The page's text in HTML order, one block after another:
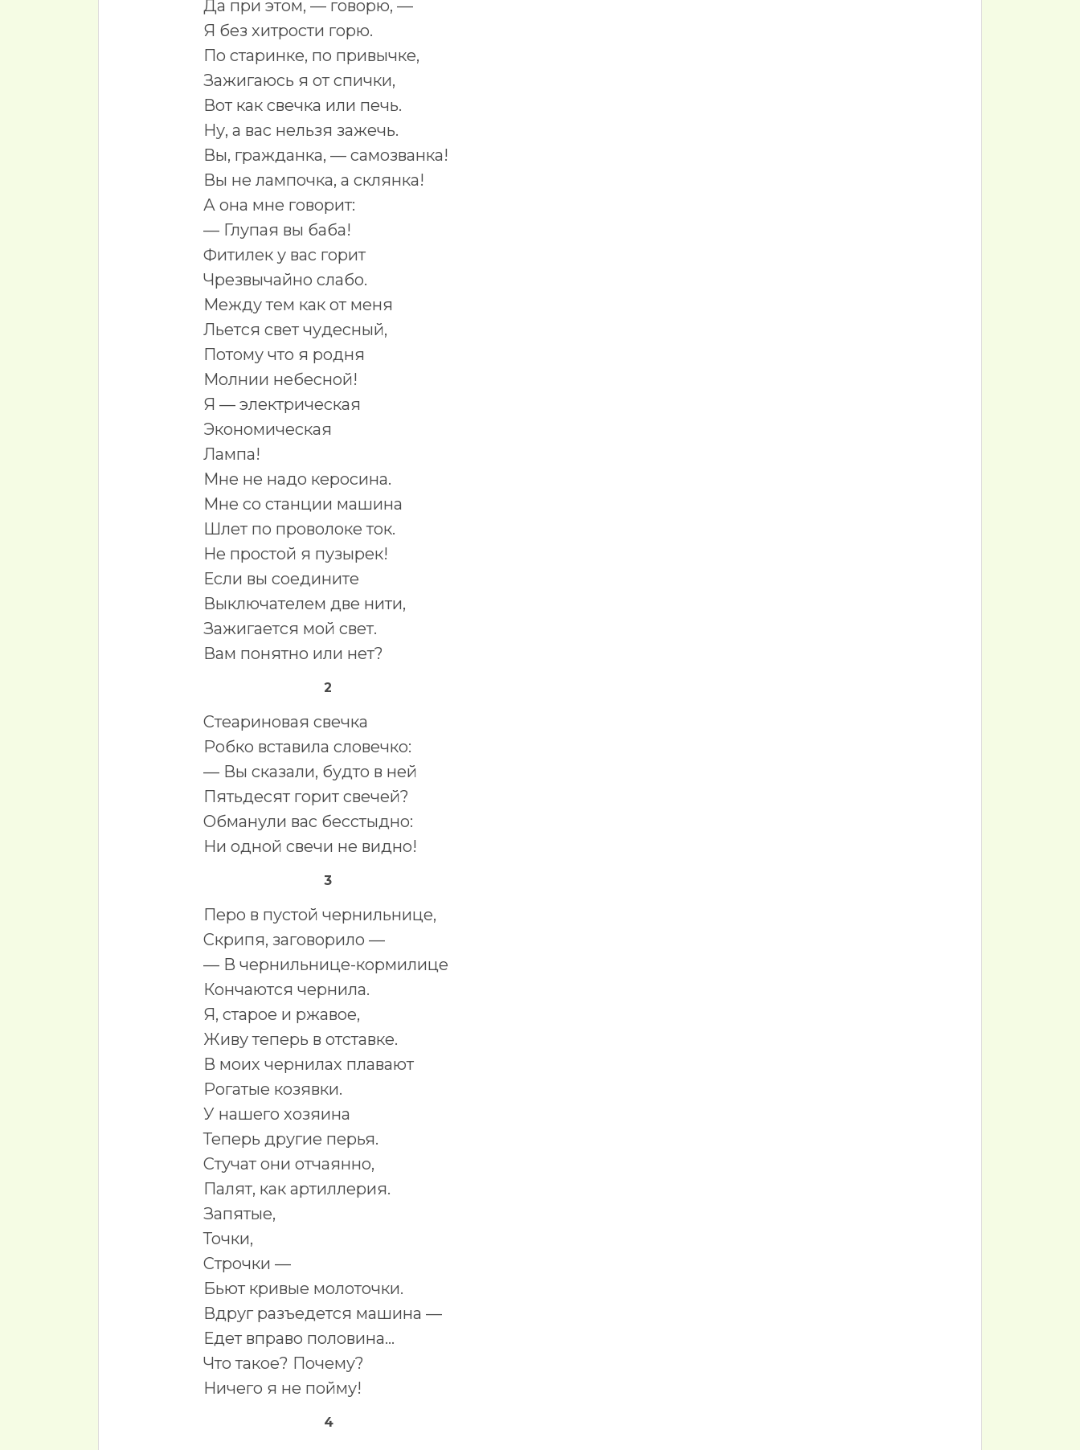
Да при этом, — говорю, —
Я без хитрости горю.
По старинке, по привычке,
Зажигаюсь я от спички,
Вот как свечка или печь.
Ну, а вас нельзя зажечь.
Вы, гражданка, — самозванка!
Вы не лампочка, а склянка!
А она мне говорит:
— Глупая вы баба!
Фитилек у вас горит
Чрезвычайно слабо.
Между тем как от меня
Льется свет чудесный,
Потому что я родня
Молнии небесной!
Я — электрическая
Экономическая
Лампа!
Мне не надо керосина.
Мне со станции машина
Шлет по проволоке ток.
Не простой я пузырек!
Если вы соедините
Выключателем две нити,
Зажигается мой свет.
Вам понятно или нет?
2
Стеариновая свечка
Робко вставила словечко:
— Вы сказали, будто в ней
Пятьдесят горит свечей?
Обманули вас бесстыдно:
Ни одной свечи не видно!
3
Перо в пустой чернильнице,
Скрипя, заговорило —
— В чернильнице-кормилице
Кончаются чернила.
Я, старое и ржавое,
Живу теперь в отставке.
В моих чернилах плавают
Рогатые козявки.
У нашего хозяина
Теперь другие перья.
Стучат они отчаянно,
Палят, как артиллерия.
Запятые,
Точки,
Строчки —
Бьют кривые молоточки.
Вдруг разъедется машина —
Едет вправо половина…
Что такое? Почему?
Ничего я не пойму!
4